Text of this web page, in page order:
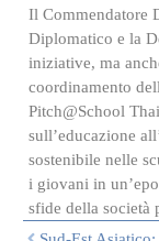
Il Commendatore
Diplomatico e la
iniziative, ma
coordinamento
Pitch@School
sull’educazione
sostenibile nelle
i giovani in
sfide della società